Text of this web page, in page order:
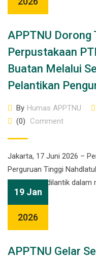
APPTNU
Perpustakaan
Buatan Melalui
Pelantikan
By Humas APPTNU
(0)
Comment
Jakarta, 17 Juni 2026 –
Perguruan Tinggi
2028 resmi dilantik dalam
19 Jan
2026
APPTNU Gelar